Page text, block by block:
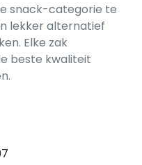
snack-categorie te
lekker alternatief
Elke zak
beste kwaliteit